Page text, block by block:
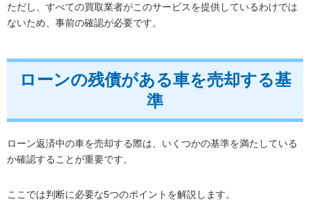
ただし、すべての買取業者がこのサービスを提供しているわけでは
ないため、事前の確認が必要です。
ローンの残債がある車を売却する基
準
ローン返済中の車を売却する際は、いくつかの基準を満たしている
か確認することが重要です。
ここでは判断に必要な5つのポイントを解説します。